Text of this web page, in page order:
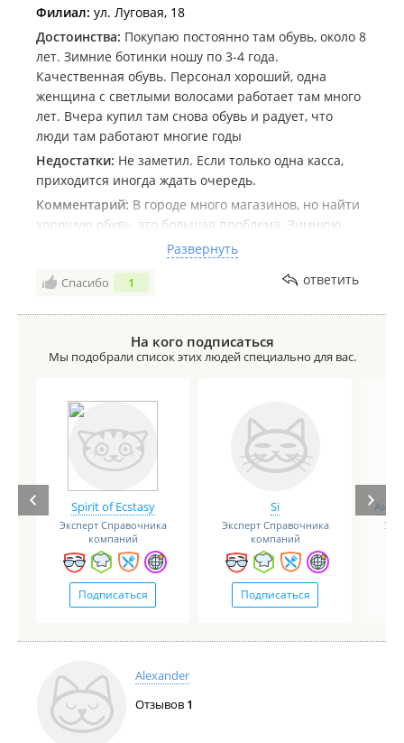
Филиал: ул. Луговая, 18
Достоинства: Покупаю постоянно там обувь, около 8
лет. Зимние ботинки ношу по 3-4 года.
Качественная обувь. Персонал хороший, одна
женщина с светлыми волосами работает там много
лет. Вчера купил там снова обувь и радует, что
люди там работают многие годы
Недостатки: Не заметил. Если только одна касса,
приходится иногда ждать очередь.
Комментарий: В городе много магазинов, но найти
хорошую обувь, это большая проблема. Зимнюю
обувь много лет покупаю только у них. И она
оказалась самой качественной из всех и
долговечной. Нет ни одного бренда обуви у нас а
Развернуть
Спасибо 1 ответить
На кого подписаться
Мы подобрали список этих людей специально для вас.
Spirit of Ecstasy
Эксперт Справочника
компаний
Подписаться
Si
Эксперт Справочника
компаний
Подписаться
Alexander
Отзывов 1